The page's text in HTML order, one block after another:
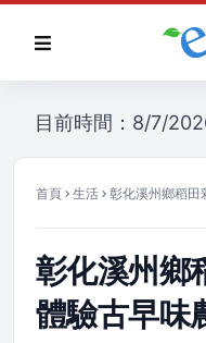
目前時間：8/7/
首頁 生活 彰化溪州鄉稻
彰化溪州鄉
體驗古早味